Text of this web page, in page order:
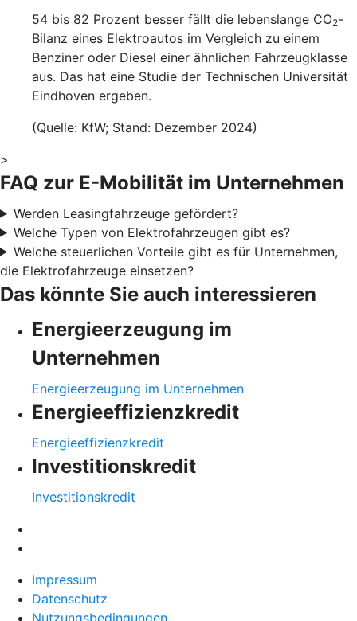
54 bis 82 Prozent besser fällt die lebenslange CO2-
Bilanz eines Elektroautos im Vergleich zu einem
Benziner oder Diesel einer ähnlichen Fahrzeugklasse
aus. Das hat eine Studie der Technischen Universität
Eindhoven ergeben.
(Quelle: KfW; Stand: Dezember 2024)
>
FAQ zur E-Mobilität im Unternehmen
Werden Leasingfahrzeuge gefördert?
Welche Typen von Elektrofahrzeugen gibt es?
Welche steuerlichen Vorteile gibt es für Unternehmen,
die Elektrofahrzeuge einsetzen?
Das könnte Sie auch interessieren
Energieerzeugung im
Unternehmen
Energieerzeugung im Unternehmen
Energieeffizienzkredit
Energieeffizienzkredit
Investitionskredit
Investitionskredit
Impressum
Datenschutz
Nutzungsbedingungen